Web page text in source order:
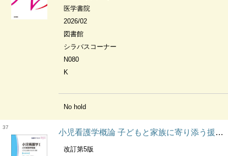
医学書院
2026/02
図書館
シラバスコーナー
N080
K
No hold
37
小児看護学概論 子どもと家族に寄り添う援助 看護学テキストnice. 小児看護学
改訂第5版